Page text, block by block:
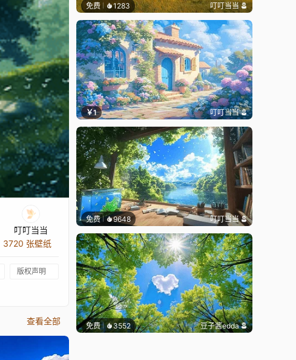
叮叮当当
3720 张壁纸
版权声明
查看全部
免费 1283 叮叮当当
￥1 叮叮当当
免费 9648 叮叮当当
免费 3552 豆子酱edda